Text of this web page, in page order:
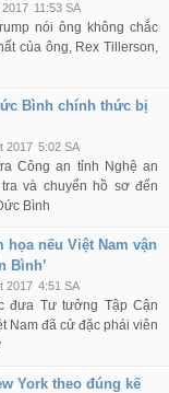
11:53 SA
nói ông không chắc
của ông, Rex Tillerson,
Bình chính thức bị
2017 5:02 SA
Công an tỉnh Nghệ an
và chuyển hồ sơ đến
Bình
họa nếu Việt Nam vận
Bình’
2017 4:51 SA
đưa Tư tưởng Tập Cận
Nam đã cử đặc phái viên
York theo đúng kế